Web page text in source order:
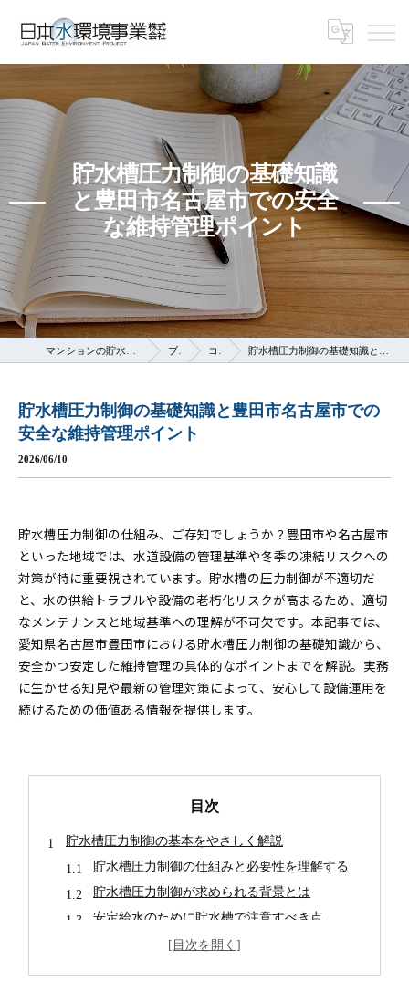
貯水槽圧力制御の基礎知識
と豊田市名古屋市での安全
な維持管理ポイント
ブログ コラム 貯水槽圧力制御の基礎知識と豊田市名古屋市での安全な維持管理ポイント
貯水槽圧力制御の基礎知識と豊田市名古屋市での
安全な維持管理ポイント
2026/06/10
貯水槽圧力制御の仕組み、ご存知でしょうか？豊田市や名古屋市
といった地域では、水道設備の管理基準や冬季の凍結リスクへの
対策が特に重要視されています。貯水槽の圧力制御が不適切だ
と、水の供給トラブルや設備の老朽化リスクが高まるため、適切
なメンテナンスと地域基準への理解が不可欠です。本記事では、
愛知県名古屋市豊田市における貯水槽圧力制御の基礎知識から、
安全かつ安定した維持管理の具体的なポイントまでを解説。実務
に生かせる知見や最新の管理対策によって、安心して設備運用を
続けるための価値ある情報を提供します。
目次
貯水槽圧力制御の基本をやさしく解説
貯水槽圧力制御の仕組みと必要性を理解する
貯水槽圧力制御が求められる背景とは
安定給水のために貯水槽で注意すべき点
圧力制御と貯水槽の安全運用の関係性